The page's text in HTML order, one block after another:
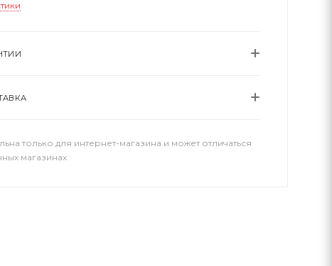
только для интернет-магазина и может отличаться
магазинах